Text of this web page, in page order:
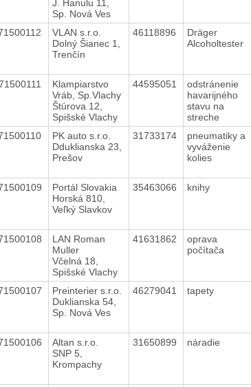
J. Hanulu 11,
Sp. Nová Ves
VLAN s.r.o.
Dolný Šianec 1,
Trenčín
46118896
Dräger
Alcoholtester
Klampiarstvo
Vráb, Sp.Vlachy
Štúrova 12,
Spišské Vlachy
44595051
odstránenie
havarijného
stavu na
streche
PK auto s.r.o.
Dduklianska 23,
Prešov
31733174
pneumatiky a
vyváženie
kolies
Portál Slovakia
Horská 810,
Veľký Slavkov
35463066 knihy
LAN Roman
Muller
Včelná 18,
Spišské Vlachy
41631862
oprava
počítača
Preinterier s.r.o.
Duklianska 54,
Sp. Nová Ves
46279041 tapety
Altan s.r.o.
SNP 5,
Krompachy
31650899 náradie